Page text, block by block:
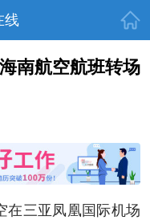
线
南航空航班转场
三亚凤凰国际机场